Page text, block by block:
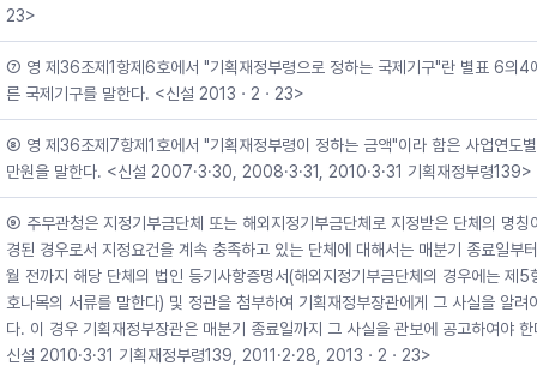
23>
⑦ 영 제36조제1항제6호에서 "기획재정부령으로 정하는 국제기구"란 별표 6의4
른 국제기구를 말한다. <신설 2013ㆍ2ㆍ23>
⑧ 영 제36조제7항제1호에서 "기획재정부령이 정하는 금액"이라 함은 사업연도
만원을 말한다. <신설 2007·3·30, 2008·3·31, 2010·3·31 기획재정부령139>
⑨ 주무관청은 지정기부금단체 또는 해외지정기부금단체로 지정받은 단체의 명칭
경된 경우로서 지정요건을 계속 충족하고 있는 단체에 대해서는 매분기 종료일부
월 전까지 해당 단체의 법인 등기사항증명서(해외지정기부금단체의 경우에는 제5
호나목의 서류를 말한다) 및 정관을 첨부하여 기획재정부장관에게 그 사실을 알려
다. 이 경우 기획재정부장관은 매분기 종료일까지 그 사실을 관보에 공고하여야
신설 2010·3·31 기획재정부령139, 2011·2·28, 2013ㆍ2ㆍ23>